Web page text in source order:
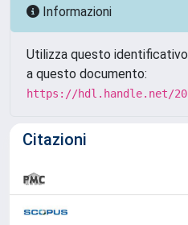
Informazioni
Utilizza questo
a questo documento:
https://hdl.handle.net/
Citazioni